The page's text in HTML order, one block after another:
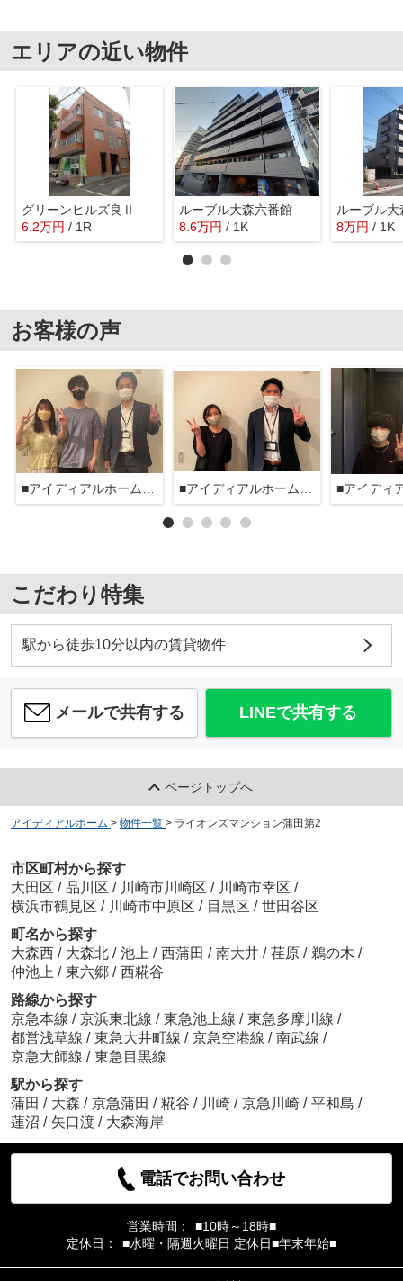
エリアの近い物件
グリーンヒルズ良Ⅱ
6.2万円 / 1R
ルーブル大森六番館
8.6万円 / 1K
ルーブル大
8万円 / 1K
お客様の声
こだわり特集
駅から徒歩10分以内の賃貸物件
メールで共有する LINEで共有する
ページトップへ
アイディアルホーム > 物件一覧 > ライオンズマンション蒲田第2
市区町村から探す
大田区 / 品川区 / 川崎市川崎区 / 川崎市幸区 /
横浜市鶴見区 / 川崎市中原区 / 目黒区 / 世田谷区
町名から探す
大森西 / 大森北 / 池上 / 西蒲田 / 南大井 / 荏原 / 鵜の木 /
仲池上 / 東六郷 / 西糀谷
路線から探す
京急本線 / 京浜東北線 / 東急池上線 / 東急多摩川線 /
都営浅草線 / 東急大井町線 / 京急空港線 / 南武線 /
京急大師線 / 東急目黒線
駅から探す
蒲田 / 大森 / 京急蒲田 / 糀谷 / 川崎 / 京急川崎 / 平和島 /
蓮沼 / 矢口渡 / 大森海岸
電話でお問い合わせ
営業時間：
■10時～18時■
定休日：
■水曜・隔週火曜日 定休日■年末年始■